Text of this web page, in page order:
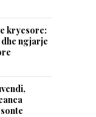
kryesore:
ngjarje